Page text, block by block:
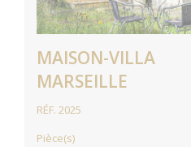
MAISON-VILLA
MARSEILLE
RÉF. 2025
Pièce(s)